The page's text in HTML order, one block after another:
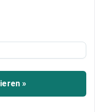
Tipps
bis zu sechs
Dies gilt
für mehrere
»